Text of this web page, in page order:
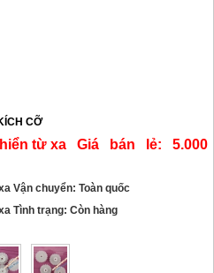
CỠ
Giá bán lẻ: 5.000
Vận chuyển: Toàn quốc
Tình trạng: Còn hàng